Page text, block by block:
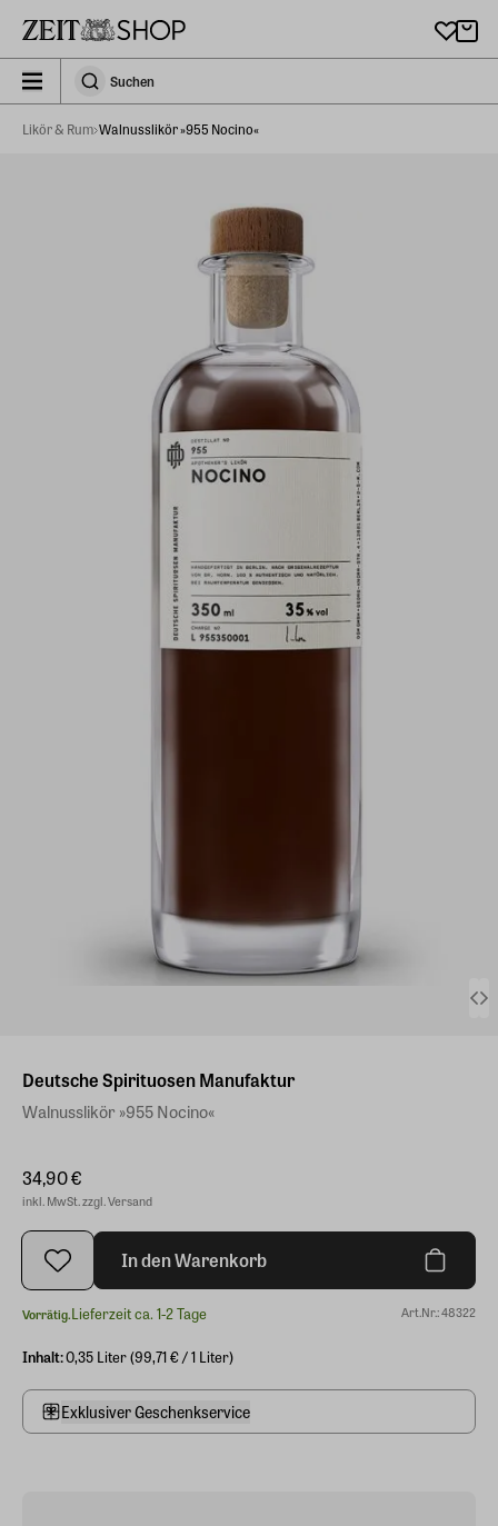
zeit_storefront.components.search.collapsed
SuchenSuchen
Likör & Rum Walnusslikör »955 Nocino«
Deutsche Spirituosen Manufaktur
Walnusslikör »955 Nocino«
34,90 €
inkl. MwSt. zzgl. Versand
In den Warenkorb
Vorrätig.Lieferzeit ca. 1-2 Tage Art.Nr.: 48322
Inhalt:0,35 Liter (99,71 € / 1 Liter)
Exklusiver Geschenkservice